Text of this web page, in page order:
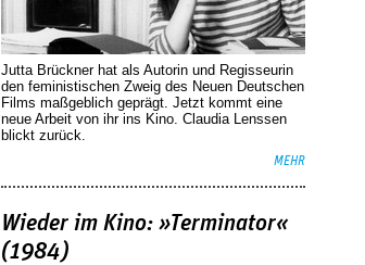
Jutta Brückner hat als Autorin und Regisseurin
den feministischen Zweig des Neuen Deutschen
Films maßgeblich geprägt. Jetzt kommt eine
neue Arbeit von ihr ins Kino. Claudia Lenssen
blickt zurück.
MEHR
Wieder im Kino: »Terminator«
(1984)